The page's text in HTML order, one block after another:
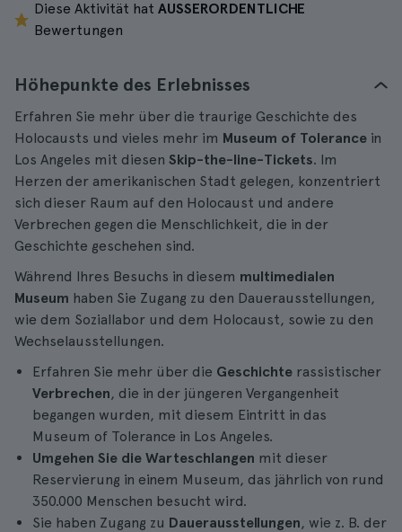
Diese Aktivität hat AUSSERORDENTLICHE
Bewertungen
Höhepunkte des Erlebnisses
Erfahren Sie mehr über die traurige Geschichte des
Holocausts und vieles mehr im Museum of Tolerance in
Los Angeles mit diesen Skip-the-line-Tickets. Im
Herzen der amerikanischen Stadt gelegen, konzentriert
sich dieser Raum auf den Holocaust und andere
Verbrechen gegen die Menschlichkeit, die in der
Geschichte geschehen sind.
Während Ihres Besuchs in diesem multimedialen
Museum haben Sie Zugang zu den Dauerausstellungen,
wie dem Soziallabor und dem Holocaust, sowie zu den
Wechselausstellungen.
Erfahren Sie mehr über die Geschichte rassistischer
Verbrechen, die in der jüngeren Vergangenheit
begangen wurden, mit diesem Eintritt in das
Museum of Tolerance in Los Angeles.
Umgehen Sie die Warteschlangen mit dieser
Reservierung in einem Museum, das jährlich von rund
350.000 Menschen besucht wird.
Sie haben Zugang zu Dauerausstellungen, wie z. B. der